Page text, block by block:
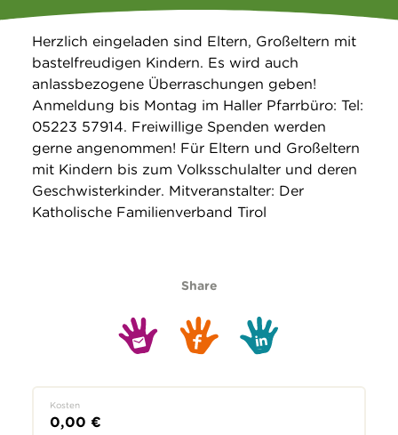
Über uns
Suche
Herzlich eingeladen sind Eltern, Großeltern mit
bastelfreudigen Kindern. Es wird auch
anlassbezogene Überraschungen geben!
Anmeldung bis Montag im Haller Pfarrbüro: Tel:
05223 57914. Freiwillige Spenden werden
gerne angenommen! Für Eltern und Großeltern
mit Kindern bis zum Volksschulalter und deren
Geschwisterkinder. Mitveranstalter: Der
Katholische Familienverband Tirol
Share
Kosten
0,00 €